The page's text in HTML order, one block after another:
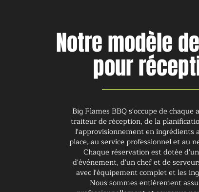
Notre modèle
pour
Big Flames BBQ s'occupe de chaque
traiteur de réception, de la
l'approvisionnement en ingrédients
place, au service professionnel et au
Chaque réservation est dotée
d'événement, d'un chef et de
avec l'équipement complet et les
Nous sommes entièrement